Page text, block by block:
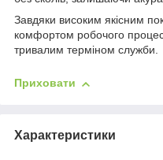
Завдяки високим якісним
комфортом робочого
тривалим терміном служби.
Приховати
Характеристики